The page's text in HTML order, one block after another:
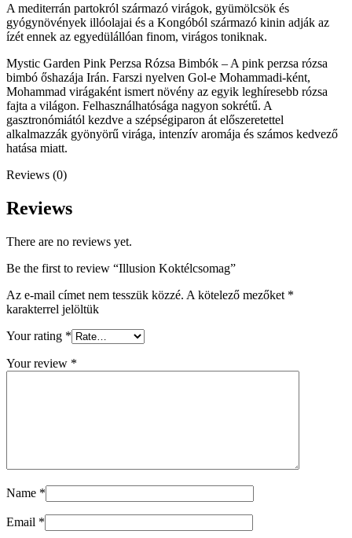
A mediterrán partokról származó virágok, gyümölcsök és
gyógynövények illóolajai és a Kongóból származó kinin adják az
ízét ennek az egyedülállóan finom, virágos toniknak.
Mystic Garden Pink Perzsa Rózsa Bimbók – A pink perzsa rózsa
bimbó őshazája Irán. Farszi nyelven Gol-e Mohammadi-ként,
Mohammad virágaként ismert növény az egyik leghíresebb rózsa
fajta a világon. Felhasználhatósága nagyon sokrétű. A
gasztronómiától kezdve a szépségiparon át előszeretettel
alkalmazzák gyönyörű virága, intenzív aromája és számos kedvező
hatása miatt.
Reviews (0)
Reviews
There are no reviews yet.
Be the first to review “Illusion Koktélcsomag”
Az e-mail címet nem tesszük közzé. A kötelező mezőket *
karakterrel jelöltük
Your rating *
Your review *
Name *
Email *